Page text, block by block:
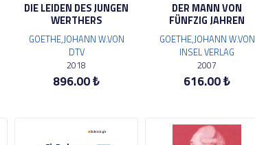
DIE LEIDEN DES JUNGEN
WERTHERS
GOETHE,JOHANN W.VON
DTV
2018
896.00 ₺
DER MANN VON
FÜNFZIG JAHREN
GOETHE,JOHANN W.VON
INSEL VERLAG
2007
616.00 ₺